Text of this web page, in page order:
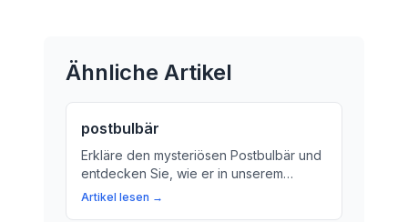
Ähnliche Artikel
postbulbär
Erkläre den mysteriösen Postbulbär und
entdecken Sie, wie er in unserem
Verdauungssystem spielt. Erfahren Sie
Artikel lesen →